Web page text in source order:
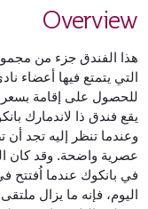
Overview
هذا الفندق جزء من
التي يتمتع فيها أعضاء
للحصول على إقامة
يقع فندق ذا لاندمارك
وعندما تنظر إليه تجد
عصرية واضحة. وقد كان
في بانكوك عندما اُفتتح
اليوم، فإنه ما يزال